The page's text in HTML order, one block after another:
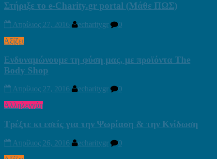
Στήριξε το e-Charity.gr portal (Μάθε ΠΩΣ)
Απρίλιος 27, 2016 echaritygr
0
Αξίζει
Ενδυναμώνουμε τη φύση μας, με προϊόντα The
Body Shop
Απρίλιος 27, 2016 echaritygr
0
Αλληλεγγύη
Τρέξτε κι εσείς για την Ψωρίαση & την Κνίδωση
Απρίλιος 26, 2016 echaritygr
0